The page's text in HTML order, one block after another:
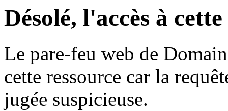
Désolé, l'accès à
Le pare-feu web de
cette ressource car la
jugée suspicieuse.